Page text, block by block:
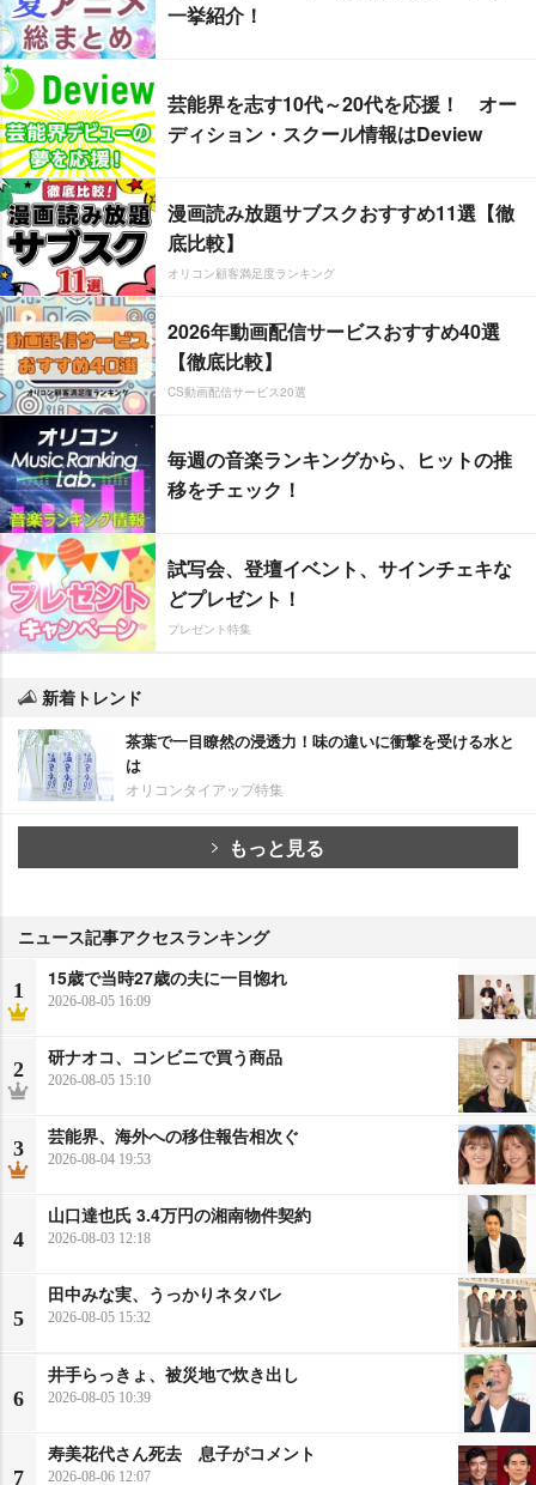
一挙紹介！
芸能界を志す10代～20代を応援！ オー
ディション・スクール情報はDeview
漫画読み放題サブスクおすすめ11選【徹
底比較】
オリコン顧客満足度ランキング
2026年動画配信サービスおすすめ40選
【徹底比較】
CS動画配信サービス20選
毎週の音楽ランキングから、ヒットの推
移をチェック！
試写会、登壇イベント、サインチェキな
どプレゼント！
プレゼント特集
新着トレンド
茶葉で一目瞭然の浸透力！味の違いに衝撃を受ける水と
は
オリコンタイアップ特集
もっと見る
ニュース記事アクセスランキング
1
15歳で当時27歳の夫に一目惚れ
2026-08-05 16:09
2
研ナオコ、コンビニで買う商品
2026-08-05 15:10
3
芸能界、海外への移住報告相次ぐ
2026-08-04 19:53
4
山口達也氏 3.4万円の湘南物件契約
2026-08-03 12:18
5
田中みな実、うっかりネタバレ
2026-08-05 15:32
6
井手らっきょ、被災地で炊き出し
2026-08-05 10:39
7
寿美花代さん死去 息子がコメント
2026-08-06 12:07